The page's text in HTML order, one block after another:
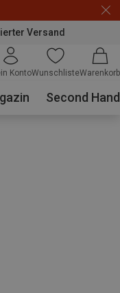
Versand
KontoWunschlisteWarenkorb
Second Hand